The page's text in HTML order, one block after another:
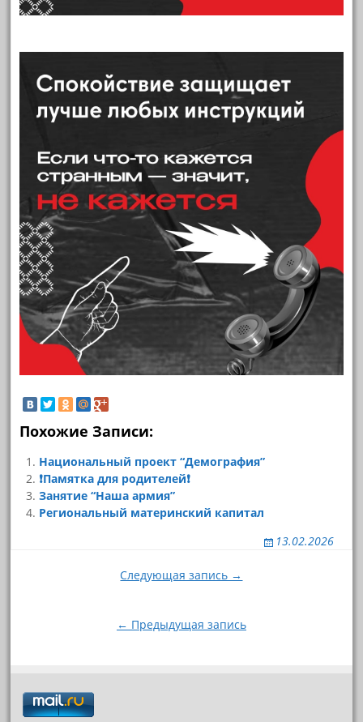
Похожие Записи:
Национальный проект “Демография”
❗Памятка для родителей❗
Занятие “Наша армия”
Региональный материнский капитал
13.02.2026
Следующая запись →
← Предыдущая запись